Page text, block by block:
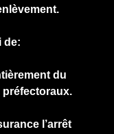
de:
du
l’arrêt